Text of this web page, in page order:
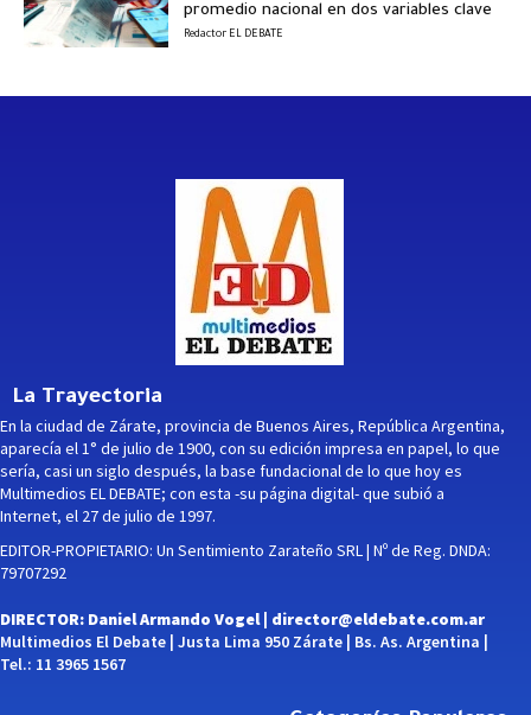
promedio nacional en dos variables clave
Redactor EL DEBATE
La Trayectoria
En la ciudad de Zárate, provincia de Buenos Aires, República Argentina,
aparecía el 1° de julio de 1900, con su edición impresa en papel, lo que
sería, casi un siglo después, la base fundacional de lo que hoy es
Multimedios EL DEBATE; con esta -su página digital- que subió a
Internet, el 27 de julio de 1997.
EDITOR-PROPIETARIO: Un Sentimiento Zarateño SRL | Nº de Reg. DNDA:
79707292
DIRECTOR: Daniel Armando Vogel | director@eldebate.com.ar
Multimedios El Debate | Justa Lima 950 Zárate | Bs. As. Argentina |
Tel.: 11 3965 1567